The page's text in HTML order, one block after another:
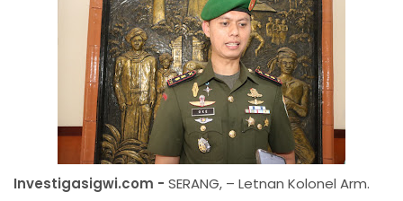
Investigasigwi.com - SERANG, – Letnan Kolonel Arm.